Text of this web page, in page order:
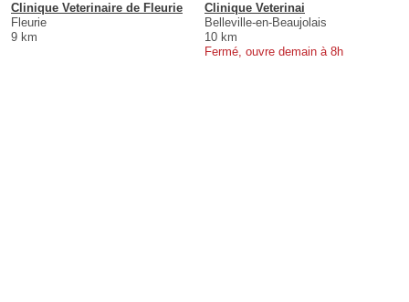
Clinique Veterinaire de Fleurie
Fleurie
9 km
Clinique Veterinai
Belleville-en-Beaujolais
10 km
Fermé, ouvre demain à 8h